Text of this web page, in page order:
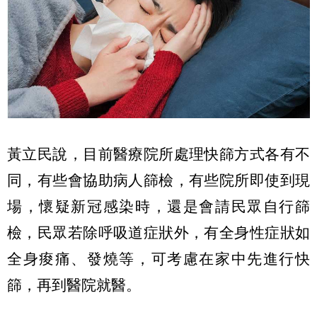
黃立民說，目前醫療院所處理快篩方式各有不
同，有些會協助病人篩檢，有些院所即使到現
場，懷疑新冠感染時，還是會請民眾自行篩
檢，民眾若除呼吸道症狀外，有全身性症狀如
全身痠痛、發燒等，可考慮在家中先進行快
篩，再到醫院就醫。